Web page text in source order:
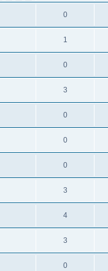
0
1
0
3
0
0
0
3
4
3
0